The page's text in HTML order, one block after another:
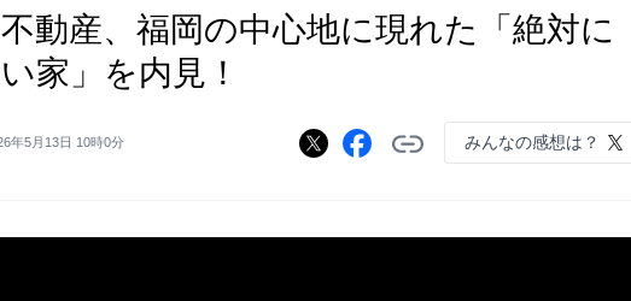
動産、福岡の中心地に現れた「絶対に
家」を内見！
年5月13日 10時0分 みんなの感想は？